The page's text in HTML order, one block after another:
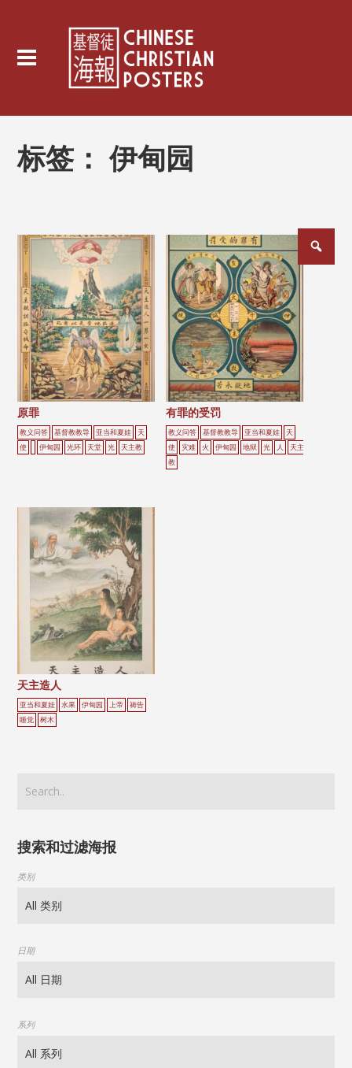
标签：伊甸园
原罪
教义问答 基督教教导 亚当和夏娃
天
使
伊甸园 光环 天堂 光 天主教
有罪的受罚
教义问答 基督教教导 亚当和夏娃
天
使
灾难 火 伊甸园 地狱 光 人
天主
教
天主造人
亚当和夏娃 水果 伊甸园 上帝
祷告
睡觉
树木
搜索和过滤海报
类别
日期
系列